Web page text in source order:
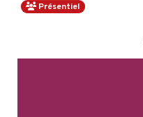
Présentiel